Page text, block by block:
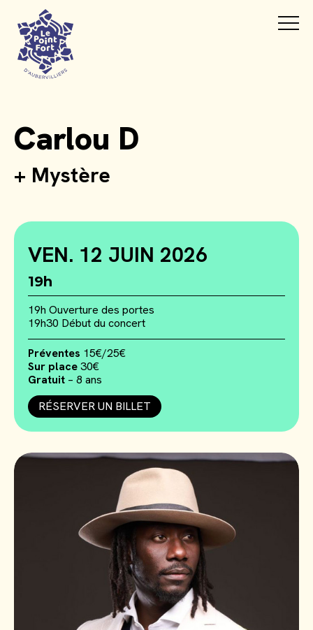
Carlou D
+ Mystère
VEN. 12 JUIN 2026
19h
19h Ouverture des portes
19h30 Début du concert
Préventes 15€/25€
Sur place30€
Gratuit – 8 ans
RÉSERVER UN BILLET